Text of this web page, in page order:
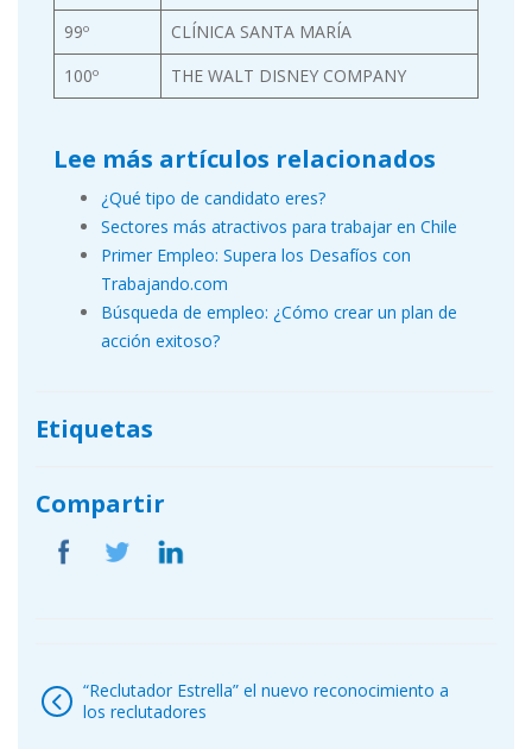
99º
CLÍNICA SANTA MARÍA
100º
THE WALT DISNEY COMPANY
Lee más artículos relacionados
¿Qué tipo de candidato eres?
Sectores más atractivos para trabajar en Chile
Primer Empleo: Supera los Desafíos con
Trabajando.com
Búsqueda de empleo: ¿Cómo crear un plan de
acción exitoso?
Etiquetas
Compartir
de
entradas
“Reclutador Estrella” el nuevo reconocimiento a
los reclutadores